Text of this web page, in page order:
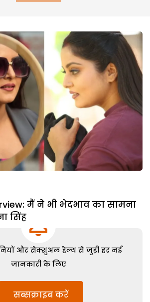
मैं ने भी भेदभाव का सामना
सिंह
और सेक्शुअल हेल्थ से जुड़ी हर नई
जानकारी के लिए
सब्सक्राइब करें